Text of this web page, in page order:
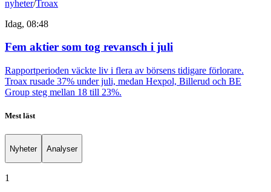
nyheter/Troax
Idag, 08:48
Fem aktier som tog revansch i juli
Rapportperioden väckte liv i flera av börsens tidigare förlorare.
Troax rusade 37% under juli, medan Hexpol, Billerud och BE
Group steg mellan 18 till 23%.
Mest läst
Nyheter Analyser
1